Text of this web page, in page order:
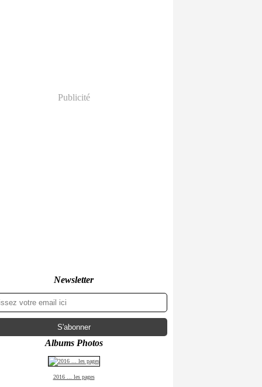
Publicité
Newsletter
Albums Photos
2016 ... les pages